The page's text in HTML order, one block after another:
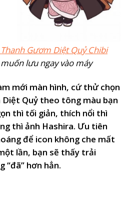
Gươm Diệt Quỷ Chibi
lưu ngay vào máy
mới màn hình, cứ thử chọn
Diệt Quỷ theo tông màu bạn
thì tối giản, thích nổi thì
thì ảnh Hashira. Ưu tiên
để icon không che mất
lần, bạn sẽ thấy trải
“đã” hơn hẳn.